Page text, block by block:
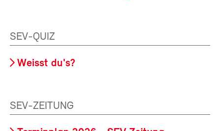
SEV-QUIZ
Weisst du's?
SEV-ZEITUNG